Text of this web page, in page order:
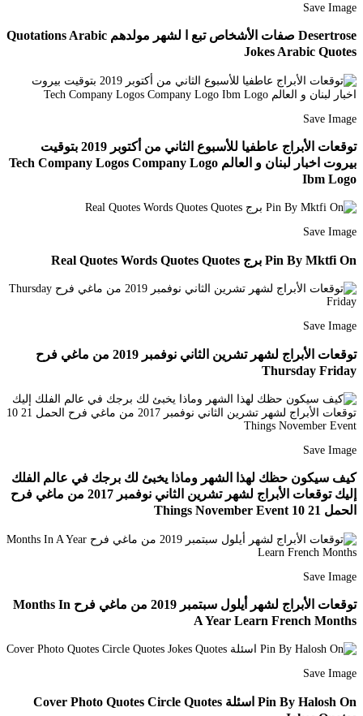
Save Image
Desertrose صفات الأشخاص تبع ا لشهر مولدهم Quotations Arabic
Jokes Arabic Quotes
Save Image
توقعات الأبراج عاطفيا للأسبوع الثاني من أكتوبر 2019 بتوقيت
بيروت اخبار لبنان و العالم Tech Company Logos Company Logo
Ibm Logo
Save Image
Pin By Mktfi On برج Real Quotes Words Quotes Quotes
Save Image
توقعات الأبراج لشهر تشرين الثاني نوفمبر 2019 من ماغي فرح
Thursday Friday
Save Image
كيف سيكون حظك لهذا الشهر وماذا يخبئ لك برجك في عالم الفلك
إليك توقعات الأبراج لشهر تشرين الثاني نوفمبر 2017 من ماغي فرح
الحمل 21 10 Things November Event
Save Image
توقعات الأبراج لشهر أيلول سبتمبر 2019 من ماغي فرح Months In
A Year Learn French Months
Save Image
Pin By Halosh On اسئلة Cover Photo Quotes Circle Quotes